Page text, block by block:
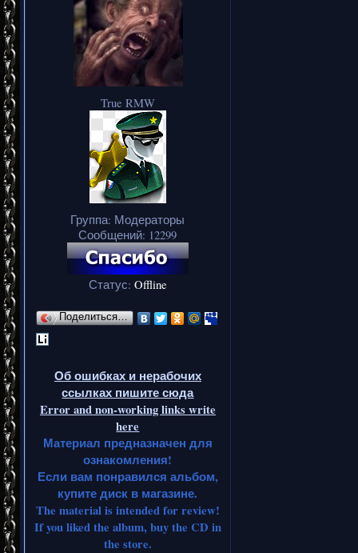
True RMW
Группа: Модераторы
Сообщений: 12299
Статус: Offline
Поделиться…
Об ошибках и нерабочих
ссылках пишите сюда
Error and non-working links write
here
Материал предназначен для
ознакомления!
Если вам понравился альбом,
купите диск в магазине.
The material is intended for review!
If you liked the album, buy the CD in
the store.